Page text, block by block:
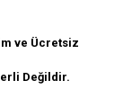
ve Ücretsiz
Değildir.